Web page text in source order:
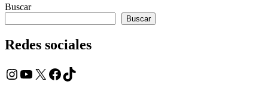
Buscar
Buscar
Redes sociales
Instagram
YouTube
X Facebook
TikTok